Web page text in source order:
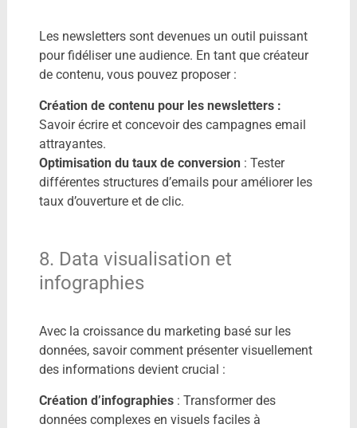
Les newsletters sont devenues un outil puissant
pour fidéliser une audience. En tant que créateur
de contenu, vous pouvez proposer :
Création de contenu pour les newsletters :
Savoir écrire et concevoir des campagnes email
attrayantes.
Optimisation du taux de conversion: Tester
différentes structures d’emails pour améliorer les
taux d’ouverture et de clic.
8. Data visualisation et
infographies
Avec la croissance du marketing basé sur les
données, savoir comment présenter visuellement
des informations devient crucial :
Création d’infographies: Transformer des
données complexes en visuels faciles à